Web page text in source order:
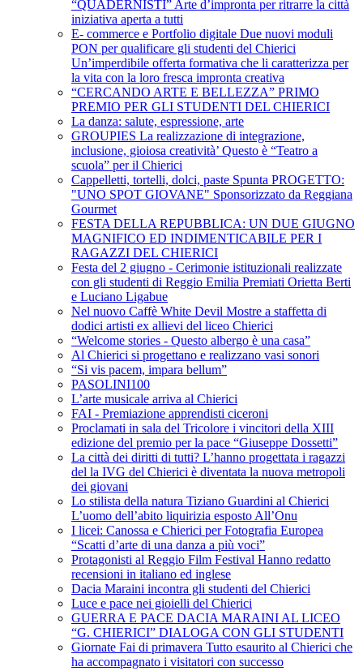
“QUADERNISTI” Arte d’impronta per ritrarre la città
iniziativa aperta a tutti
E- commerce e Portfolio digitale Due nuovi moduli
PON per qualificare gli studenti del Chierici
Un’imperdibile offerta formativa che li caratterizza per
la vita con la loro fresca impronta creativa
“CERCANDO ARTE E BELLEZZA” PRIMO
PREMIO PER GLI STUDENTI DEL CHIERICI
La danza: salute, espressione, arte
GROUPIES La realizzazione di integrazione,
inclusione, gioiosa creatività’ Questo è “Teatro a
scuola” per il Chierici
Cappelletti, tortelli, dolci, paste Spunta PROGETTO:
"UNO SPOT GIOVANE" Sponsorizzato da Reggiana
Gourmet
FESTA DELLA REPUBBLICA: UN DUE GIUGNO
MAGNIFICO ED INDIMENTICABILE PER I
RAGAZZI DEL CHIERICI
Festa del 2 giugno - Cerimonie istituzionali realizzate
con gli studenti di Reggio Emilia Premiati Orietta Berti
e Luciano Ligabue
Nel nuovo Caffè White Devil Mostre a staffetta di
dodici artisti ex allievi del liceo Chierici
“Welcome stories - Questo albergo è una casa”
Al Chierici si progettano e realizzano vasi sonori
“Si vis pacem, impara bellum”
PASOLINI100
L’arte musicale arriva al Chierici
FAI - Premiazione apprendisti ciceroni
Proclamati in sala del Tricolore i vincitori della XIII
edizione del premio per la pace “Giuseppe Dossetti”
La città dei diritti di tutti? L’hanno progettata i ragazzi
del la IVG del Chierici è diventata la nuova metropoli
dei giovani
Lo stilista della natura Tiziano Guardini al Chierici
L’uomo dell’abito liquirizia esposto All’Onu
I licei: Canossa e Chierici per Fotografia Europea
“Scatti d’arte di una danza a più voci”
Protagonisti al Reggio Film Festival Hanno redatto
recensioni in italiano ed inglese
Dacia Maraini incontra gli studenti del Chierici
Luce e pace nei gioielli del Chierici
GUERRA E PACE DACIA MARAINI AL LICEO
“G. CHIERICI” DIALOGA CON GLI STUDENTI
Giornate Fai di primavera Tutto esaurito al Chierici che
ha accompagnato i visitatori con successo